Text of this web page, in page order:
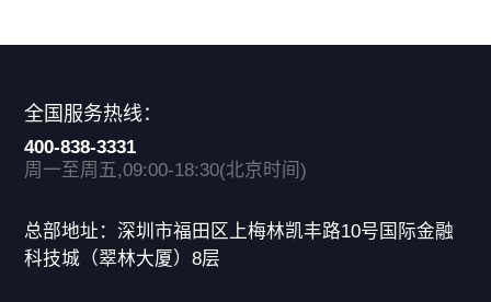
全国服务热线：
400-838-3331
周一至周五,09:00-18:30(北京时间)
总部地址：深圳市福田区上梅林凯丰路10号国际金融
科技城（翠林大厦）8层